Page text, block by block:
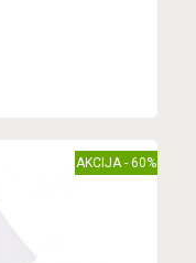
AKCIJA - 60%